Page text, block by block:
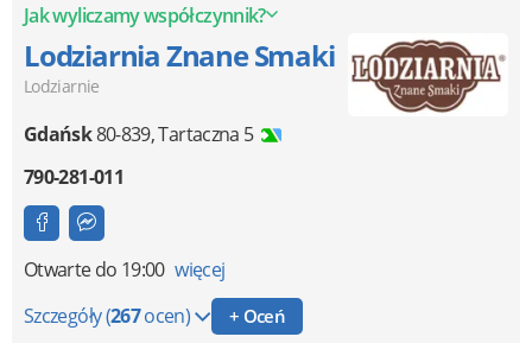
Jak wyliczamy współczynnik?
Lodziarnia Znane Smaki
Lodziarnie
Gdańsk80-839,Tartaczna 5
790-281-011
Otwartedo 19:00 więcej
Szczegóły(267ocen) + Oceń